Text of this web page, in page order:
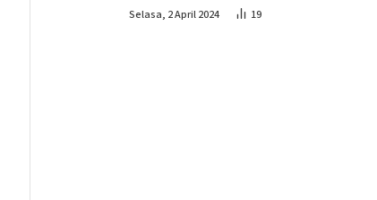
Ma’ruf Amin: Proses Tetap
Selasa, 2 April 2024 19